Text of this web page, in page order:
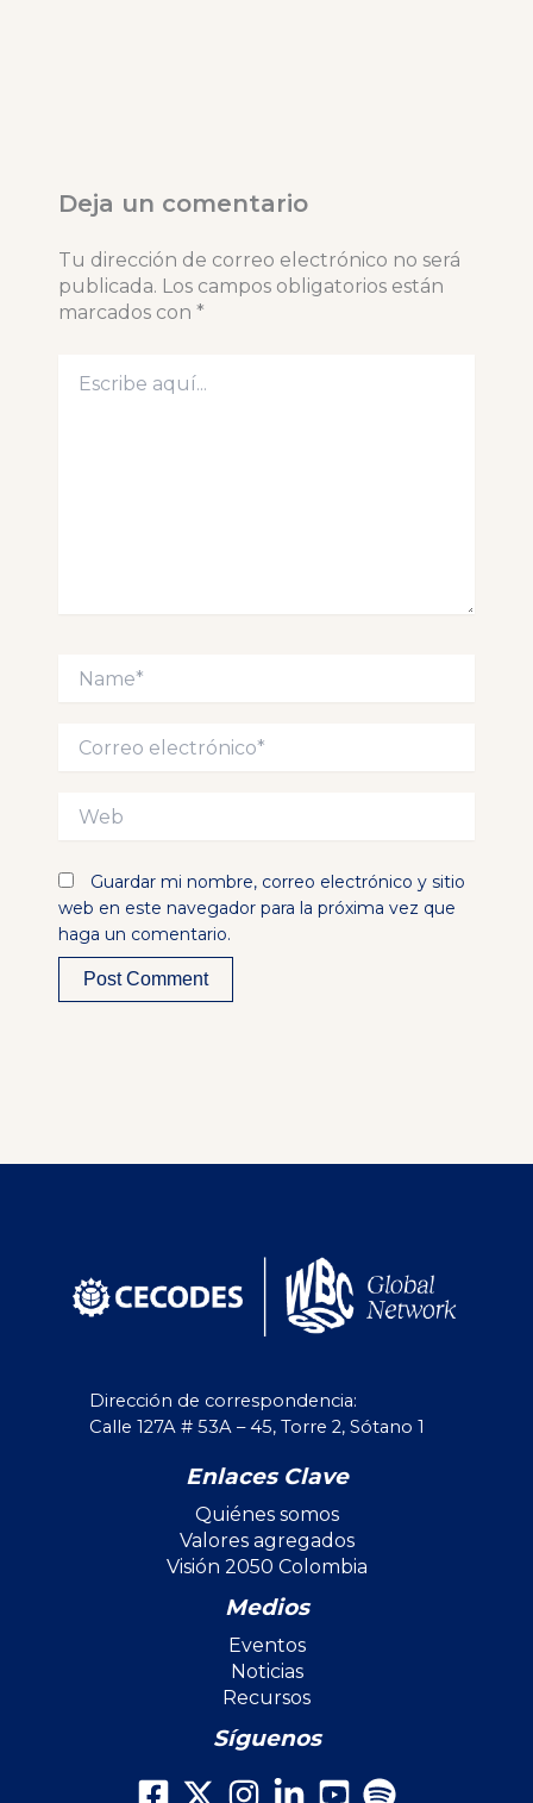
Deja un comentario
Tu dirección de correo electrónico no será
publicada. Los campos obligatorios están
marcados con *
aquí...
electrónico*
Guardar mi nombre, correo electrónico y sitio
web en este navegador para la próxima vez que
haga un comentario.
Dirección de correspondencia:
Calle 127A # 53A – 45, Torre 2, Sótano 1
Enlaces Clave
Quiénes somos
Valores agregados
Visión 2050 Colombia
Medios
Eventos
Noticias
Recursos
Síguenos